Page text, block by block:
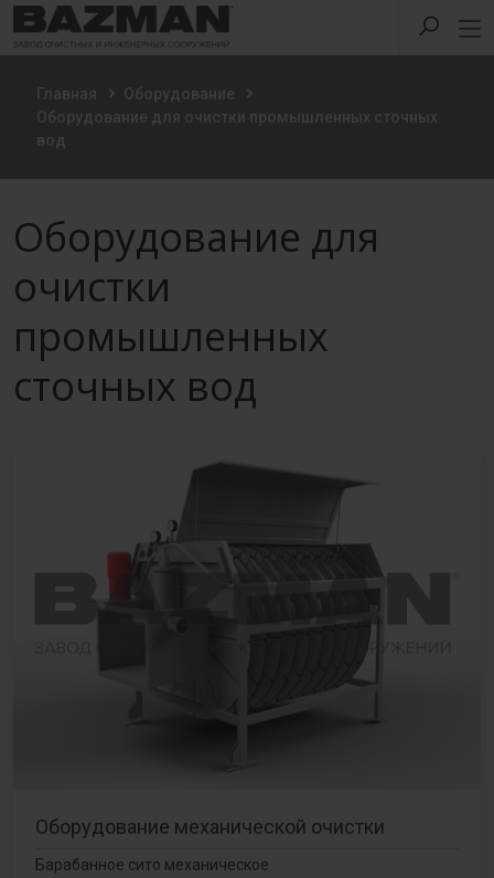
Главная
Оборудование
Оборудование для очистки промышленных сточных
вод
Оборудование для
очистки
промышленных
сточных вод
Оборудование механической очистки
Барабанное сито механическое